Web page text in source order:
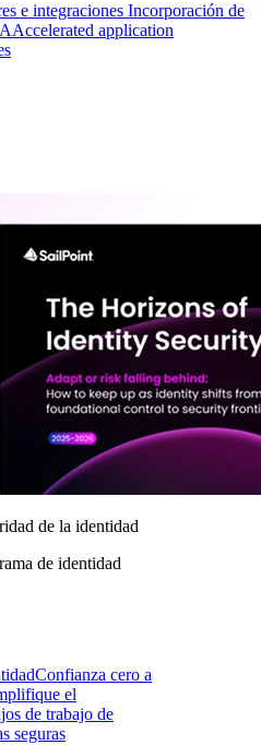
e integraciones Incorporación de
Accelerated application
de la identidad
de identidad
Confianza cero a
el
de trabajo de
seguras